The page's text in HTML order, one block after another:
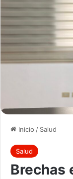
Inicio / Salud
Salud
Brechas